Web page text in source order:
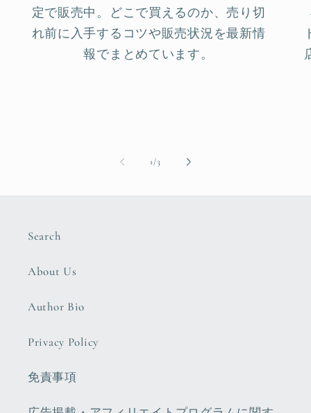
定で販売中。どこで買えるのか、売り切
れ前に入手するコツや販売状況を最新情
報でまとめています。
1 /of3
Search
About Us
Author Bio
Privacy Policy
免責事項